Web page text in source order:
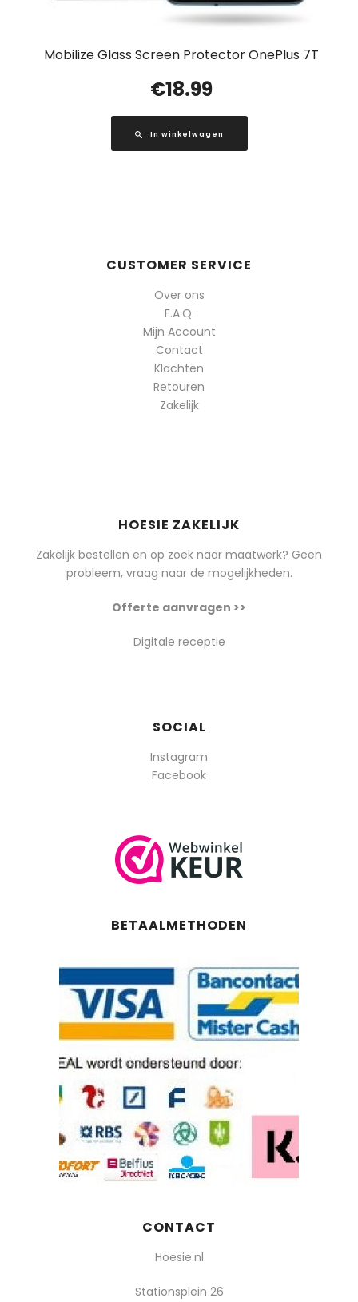
Mobilize Glass Screen Protector OnePlus 7T
€18.99
In winkelwagen
CUSTOMER SERVICE
Over ons
F.A.Q.
Mijn Account
Contact
Klachten
Retouren
Zakelijk
HOESIE ZAKELIJK
Zakelijk bestellen en op zoek naar maatwerk? Geen
probleem, vraag naar de mogelijkheden.
Offerte aanvragen >>
Digitale receptie
SOCIAL
Instagram
Facebook
BETAALMETHODEN
CONTACT
Hoesie.nl
Stationsplein 26